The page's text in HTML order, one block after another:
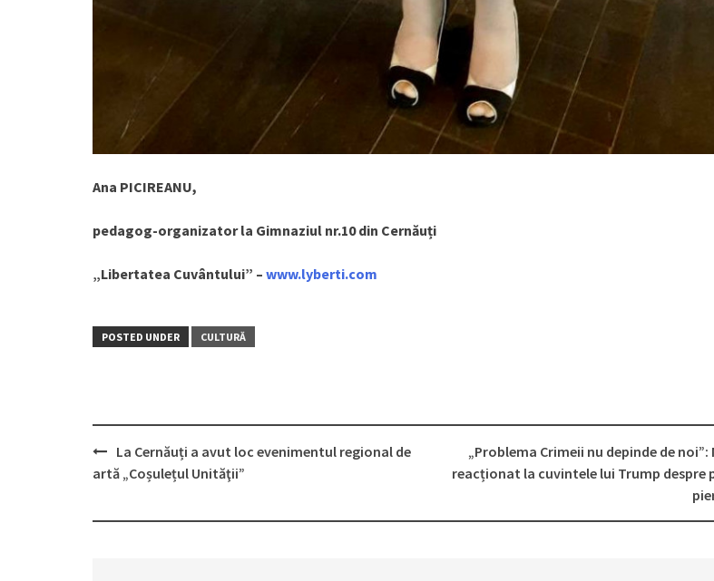
Ana PICIREANU,
pedagog-organizator la Gimnaziul nr.10 din Cernăuți
„Libertatea Cuvântului” – www.lyberti.com
POSTED UNDER CULTURĂ
Post
La Cernăuți a avut loc evenimentul regional de
artă „Coșulețul Unităţii”
„Problema Crimeii nu depinde de noi”:
reacționat la cuvintele lui Trump despre